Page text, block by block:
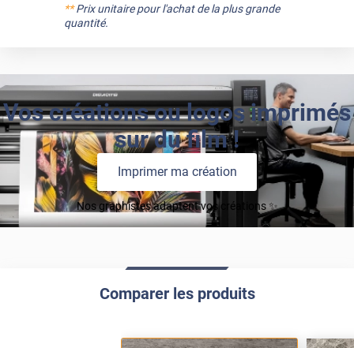
**Prix unitaire pour l'achat de la plus grande
quantité.
Vos créations ou logos imprimés
sur du film !
Imprimer ma création
Nos graphistes adaptent vos créations ✨
Comparer les produits